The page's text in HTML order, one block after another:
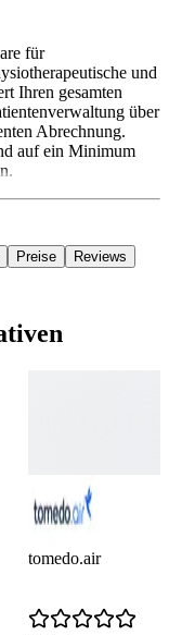
für
und
Ihren gesamten
über
Abrechnung.
auf ein Minimum
Preise Reviews
tomedo.air